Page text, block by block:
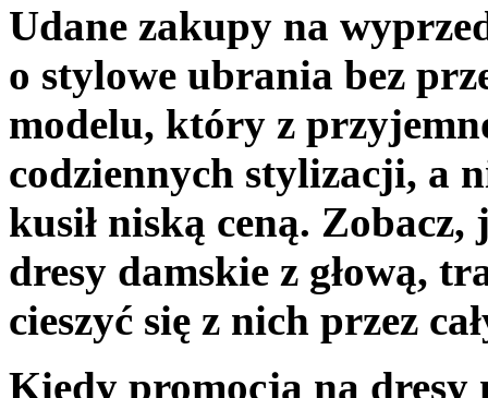
Udane zakupy na
o stylowe ubrania bez
modelu, który z
codziennych stylizacji, a
kusił niską ceną.
dresy damskie z głową,
cieszyć się z nich przez
Kiedy promocja na dresy